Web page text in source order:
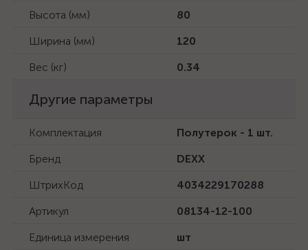
Высота (мм)
80
Ширина (мм)
120
Вес (кг)
0.34
Другие параметры
Комплектация
Полутерок - 1 шт.
Бренд
DEXX
ШтрихКод
4034229170288
Артикул
08134-12-100
Единица измерения
шт